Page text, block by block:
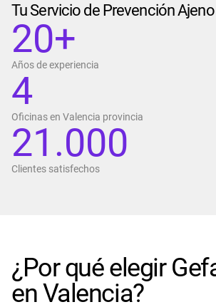
Tu Servicio de Prevención
20+
Años de experiencia
4
Oficinas en Valencia provincia
21.000
Clientes satisfechos
¿Por qué elegir
en Valencia?